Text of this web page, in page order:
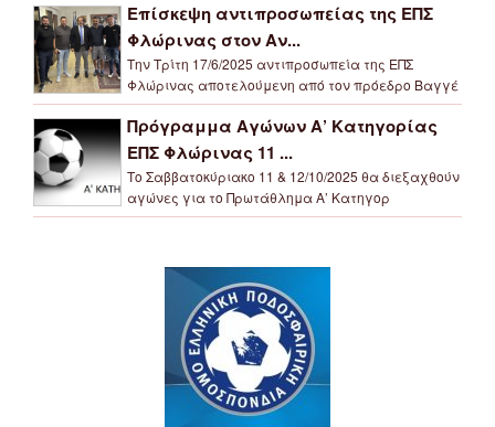
Επίσκεψη αντιπροσωπείας της ΕΠΣ
Φλώρινας στον Αν...
Την Τρίτη 17/6/2025 αντιπροσωπεία της ΕΠΣ
Φλώρινας αποτελούμενη από τον πρόεδρο Βαγγέ
Πρόγραμμα Αγώνων Α’ Κατηγορίας
ΕΠΣ Φλώρινας 11 ...
Το Σαββατοκύριακο 11 & 12/10/2025 θα διεξαχθούν
αγώνες για το Πρωτάθλημα Α’ Κατηγορ